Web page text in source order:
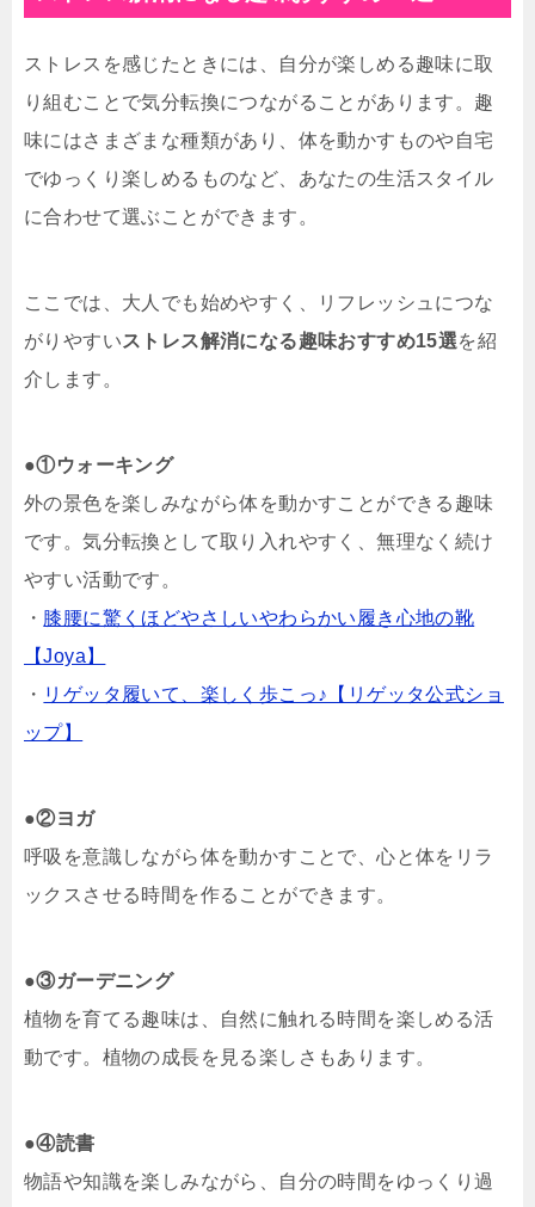
ストレスを感じたときには、自分が楽しめる趣味に取
り組むことで気分転換につながることがあります。趣
味にはさまざまな種類があり、体を動かすものや自宅
でゆっくり楽しめるものなど、あなたの生活スタイル
に合わせて選ぶことができます。
ここでは、大人でも始めやすく、リフレッシュにつな
がりやすいストレス解消になる趣味おすすめ15選を紹
介します。
●①ウォーキング
外の景色を楽しみながら体を動かすことができる趣味
です。気分転換として取り入れやすく、無理なく続け
やすい活動です。
・ 膝腰に驚くほどやさしいやわらかい履き心地の靴
【Joya】
・ リゲッタ履いて、楽しく歩こっ♪【リゲッタ公式ショ
ップ】
●②ヨガ
呼吸を意識しながら体を動かすことで、心と体をリラ
ックスさせる時間を作ることができます。
●③ガーデニング
植物を育てる趣味は、自然に触れる時間を楽しめる活
動です。植物の成長を見る楽しさもあります。
●④読書
物語や知識を楽しみながら、自分の時間をゆっくり過